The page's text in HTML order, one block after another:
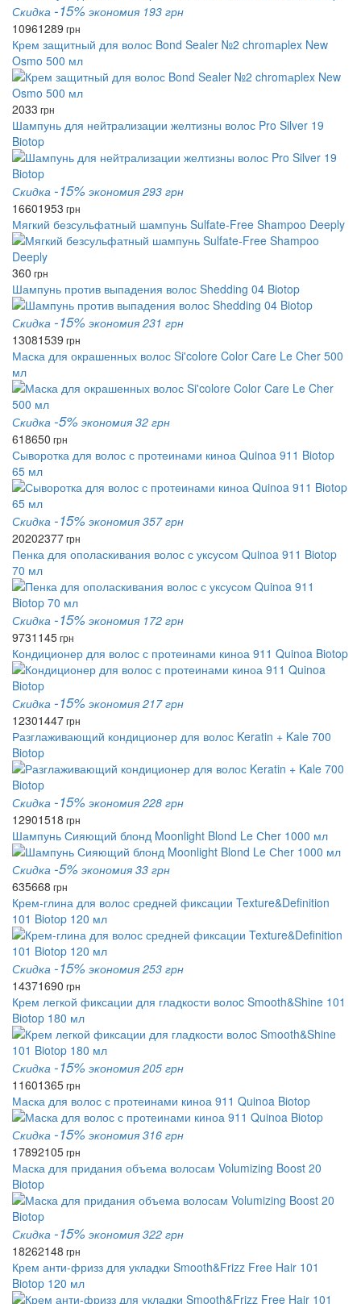
Скидка -15% экономия 193 грн
10961289 грн
Крем защитный для волос Bond Sealer №2 chromаplex New
Osmo 500 мл
2033 грн
Шампунь для нейтрализации желтизны волос Pro Silver 19
Biotop
Скидка -15% экономия 293 грн
16601953 грн
Мягкий безсульфатный шампунь Sulfate-Free Shampoo Deeply
360 грн
Шампунь против выпадения волос Shedding 04 Biotop
Скидка -15% экономия 231 грн
13081539 грн
Маска для окрашенных волос Si'colore Color Care Le Cher 500
мл
Скидка -5% экономия 32 грн
618650 грн
Сыворотка для волос с протеинами киноа Quinoa 911 Biotop
65 мл
Скидка -15% экономия 357 грн
20202377грн
Пенка для ополаскивания волос с уксусом Quinoa 911 Biotop
70 мл
Скидка -15% экономия 172 грн
9731145грн
Кондиционер для волос с протеинами киноа 911 Quinoa Biotop
Скидка -15% экономия 217 грн
12301447грн
Разглаживающий кондиционер для волос Keratin + Kale 700
Biotop
Скидка -15% экономия 228 грн
12901518 грн
Шампунь Сияющий блонд Moonlight Blond Le Сher 1000 мл
Скидка -5% экономия 33 грн
635668 грн
Крем-глина для волос средней фиксации Texture&Definition
101 Biotop 120 мл
Скидка -15% экономия 253 грн
14371690 грн
Крем легкой фиксации для гладкости волоc Smooth&Shine 101
Biotop 180 мл
Скидка -15% экономия 205 грн
11601365грн
Маска для волос с протеинами киноа 911 Quinoa Biotop
Скидка -15% экономия 316 грн
17892105грн
Маска для придания объема волосам Volumizing Boost 20
Biotop
Скидка -15% экономия 322 грн
18262148 грн
Крем анти-фризз для укладки Smooth&Frizz Free Hair 101
Biotop 120 мл